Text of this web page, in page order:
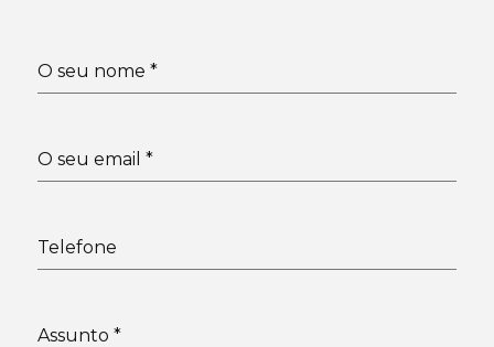
O seu nome *
O seu email *
Telefone
Assunto *